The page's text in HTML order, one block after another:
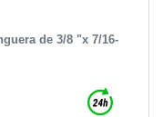
de 3/8 "x 7/16-